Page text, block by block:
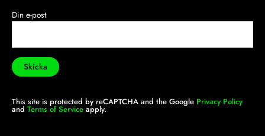
Din e-post
This site is protected by reCAPTCHA and the Google Privacy Policy
and Terms of Service apply.